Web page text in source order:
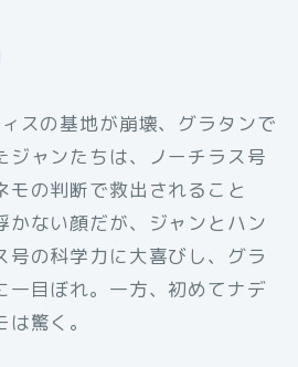
スの基地が崩壊、グラタンで
ジャンたちは、ノーチラス号
モの判断で救出されること
かない顔だが、ジャンとハン
号の科学力に大喜びし、グラ
一目ぼれ。一方、初めてナデ
驚く。